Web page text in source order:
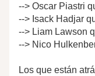
--> Oscar Piastri
--> Isack Hadjar
--> Liam Lawson
--> Nico
Los que están